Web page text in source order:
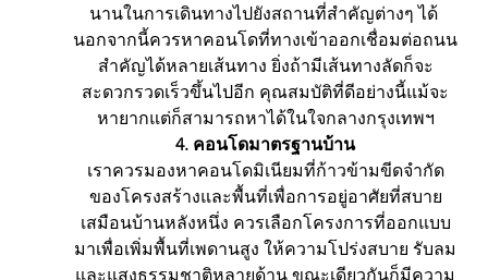
นานในการเดินทางไปยังสถานที่สำคัญต่างๆ ได้
นอกจากนี้ควรหาคอนโดที่ทางเข้าออกเชื่อมต่อถนน
สำคัญได้หลายเส้นทาง ยิ่งถ้ามีเส้นทางลัดก็จะ
สะดวกรวดเร็วขึ้นไปอีก คุณสมบัติที่ดีอย่างนี้แม้จะ
หายากแต่ก็สามารถหาได้ในใจกลางกรุงเทพฯ
4. คอนโดมาตรฐานบ้าน
เราควรมองหาคอนโดมิเนียมที่ก้าวข้ามขีดจำกัด
ของโครงสร้างและพื้นที่เพื่อการอยู่อาศัยที่สบาย
เสมือนบ้านหลังหนึ่ง ควรเลือกโครงการที่ออกแบบ
มาเพื่อเพิ่มพื้นที่เพดานสูง ให้ความโปร่งสบาย รับลม
และแสงธรรมชาติหลายด้าน ขณะเดียวกันก็มีความ